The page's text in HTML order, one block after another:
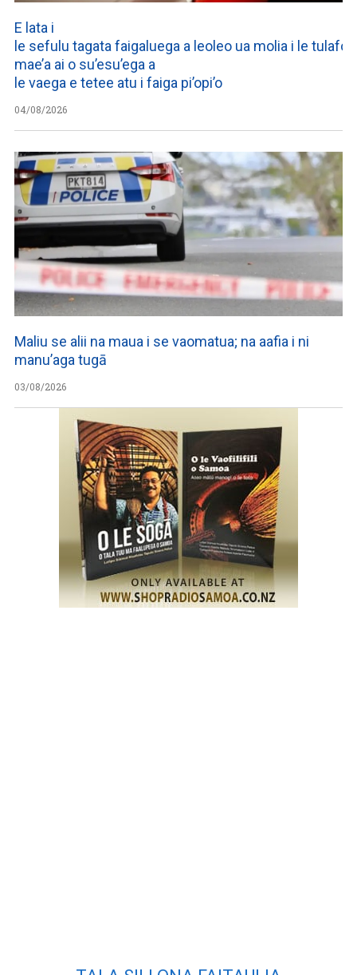
E lata i
le sefulu tagata faigaluega a leoleo ua molia i le
mae’a ai o su’esu’ega a
le vaega e tetee atu i faiga pi’opi’o
04/08/2026
Maliu se alii na maua i se vaomatua; na aafia i ni
manu’aga tugā
03/08/2026